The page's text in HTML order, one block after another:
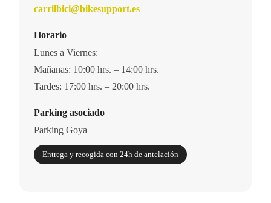
carrilbici@bikesupport.es
Horario
Lunes a Viernes:
Mañanas: 10:00 hrs. – 14:00 hrs.
Tardes: 17:00 hrs. – 20:00 hrs.
Parking asociado
Parking Goya
Entrega y recogida con 24h de antelación